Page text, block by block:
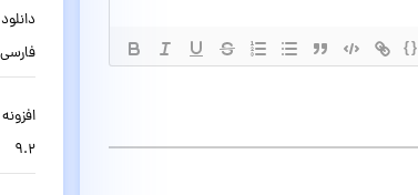
{}
فارسی
9.2